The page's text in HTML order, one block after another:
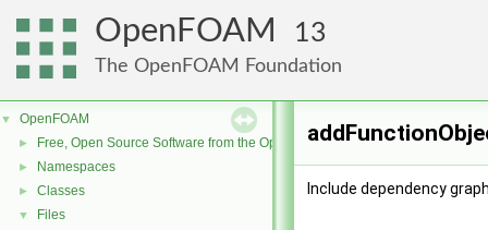
OpenFOAM 13
The OpenFOAM Foundation
▼ OpenFOAM
► Free, Open Source Software from the OpenFOAM Foundation
► Namespaces
► Classes
▼ Files
Include dependency